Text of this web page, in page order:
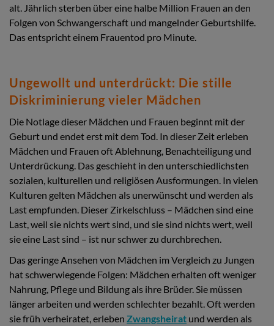
alt. Jährlich sterben über eine halbe Million Frauen an den
Folgen von Schwangerschaft und mangelnder Geburtshilfe.
Das entspricht einem Frauentod pro Minute.
Ungewollt und unterdrückt: Die stille
Diskriminierung vieler Mädchen
Die Notlage dieser Mädchen und Frauen beginnt mit der
Geburt und endet erst mit dem Tod. In dieser Zeit erleben
Mädchen und Frauen oft Ablehnung, Benachteiligung und
Unterdrückung. Das geschieht in den unterschiedlichsten
sozialen, kulturellen und religiösen Ausformungen. In vielen
Kulturen gelten Mädchen als unerwünscht und werden als
Last empfunden. Dieser Zirkelschluss – Mädchen sind eine
Last, weil sie nichts wert sind, und sie sind nichts wert, weil
sie eine Last sind – ist nur schwer zu durchbrechen.
Das geringe Ansehen von Mädchen im Vergleich zu Jungen
hat schwerwiegende Folgen: Mädchen erhalten oft weniger
Nahrung, Pflege und Bildung als ihre Brüder. Sie müssen
länger arbeiten und werden schlechter bezahlt. Oft werden
sie früh verheiratet, erleben Zwangsheirat und werden als